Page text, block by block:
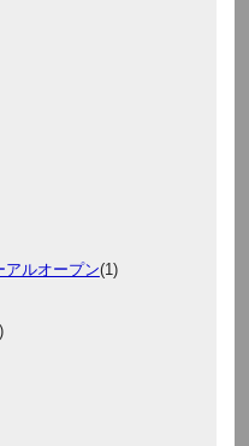
アルオープン(1)